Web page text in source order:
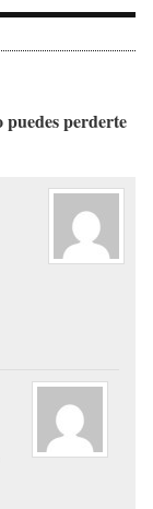
puedes perderte